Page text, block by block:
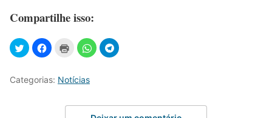
Compartilhe isso:
Categorias: Notícias